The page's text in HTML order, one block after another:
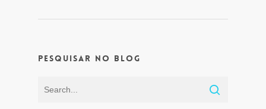
Pesquisar no Blog